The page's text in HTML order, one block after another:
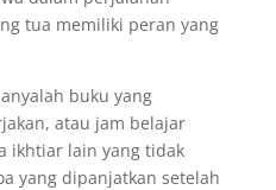
tua memiliki peran yang
buku yang
atau jam belajar
ikhtiar lain yang tidak
yang dipanjatkan setelah